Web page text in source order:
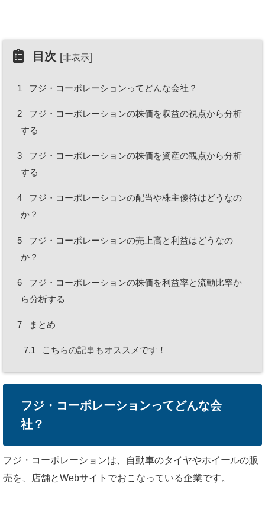
目次 [非表示]
1 フジ・コーポレーションってどんな会社？
2
フジ・コーポレーションの株価を収益の視点から分析
する
3
フジ・コーポレーションの株価を資産の観点から分析
する
4
フジ・コーポレーションの配当や株主優待はどうなの
か？
5
フジ・コーポレーションの売上高と利益はどうなの
か？
6
フジ・コーポレーションの株価を利益率と流動比率か
ら分析する
7 まとめ
7.1 こちらの記事もオススメです！
フジ・コーポレーションってどんな会
社？
フジ・コーポレーションは、自動車のタイヤやホイールの販
売を、店舗とWebサイトでおこなっている企業です。